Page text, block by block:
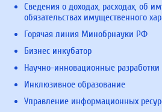
Сведения о доходах, расходах, об
обязательствах имущественного
Горячая линия Минобрнауки РФ
Бизнес инкубатор
Научно-инновационные разработки
Инклюзивное образование
Управление информационных